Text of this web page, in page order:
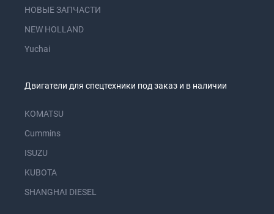
НОВЫЕ ЗАПЧАСТИ
NEW HOLLAND
Yuchai
Двигатели для спецтехники под заказ и в наличии
KOMATSU
Cummins
ISUZU
KUBOTA
SHANGHAI DIESEL